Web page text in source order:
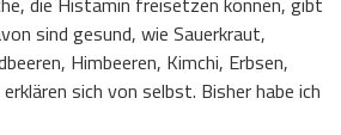
sind gesund, wie Sauerkraut,
Himbeeren, Kimchi, Erbsen,
sich von selbst. Bisher habe ich